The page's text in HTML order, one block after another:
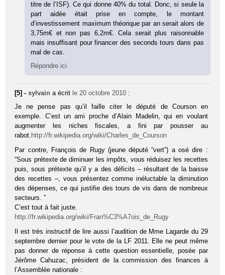
titre de l’ISF). Ce qui donne 40% du total. Donc, si seule la
part aidée était prise en compte, le montant
d’investissement maximum théorique par an serait alors de
3,75m€ et non pas 6,2m€. Cela serait plus raisonnable
mais insuffisant pour financer des seconds tours dans pas
mal de cas.
Répondre ici
[5] -sylvain a écrit le 20 octobre 2010 :
Je ne pense pas qu’il faille citer le député de Courson en
exemple. C’est un ami proche d’Alain Madelin, qui en voulant
augmenter les niches fiscales, a fini par pousser au
rabot. http://fr.wikipedia.org/wiki/Charles_de_Courson
Par contre, François de Rugy (jeune député “vert”) a osé dire :
“Sous prétexte de diminuer les impôts, vous réduisez les recettes
puis, sous prétexte qu’il y a des déficits – résultant de la baisse
des recettes –, vous présentez comme inéluctable la diminution
des dépenses, ce qui justifie des tours de vis dans de nombreux
secteurs. ”
C’est tout à fait juste.
http://fr.wikipedia.org/wiki/Fran%C3%A7ois_de_Rugy
Il est très instructif de lire aussi l’audition de Mme Lagarde du 29
septembre dernier pour le vote de la LF 2011. Elle ne peut même
pas donner de réponse à cette question essentielle, posée par
Jérôme Cahuzac, président de la commission des finances à
l’Assemblée nationale :